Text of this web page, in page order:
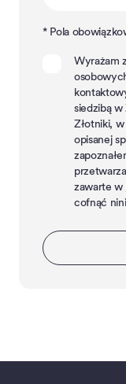
* Pola
Wyrażam
siedzibą w
Złotniki,
opisanej
zawarte w
cofnąć